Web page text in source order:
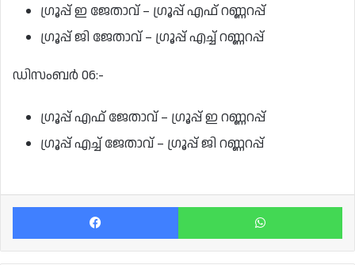
ഗ്രൂപ്പ് ഇ ജേതാവ് – ഗ്രൂപ്പ് എഫ് റണ്ണറപ്പ്
ഗ്രൂപ്പ് ജി ജേതാവ് – ഗ്രൂപ്പ് എച്ച് റണ്ണറപ്പ്
ഡിസംബര്‍ 06:-
ഗ്രൂപ്പ് എഫ് ജേതാവ് – ഗ്രൂപ്പ് ഇ റണ്ണറപ്പ്
ഗ്രൂപ്പ് എച്ച് ജേതാവ് – ഗ്രൂപ്പ് ജി റണ്ണറപ്പ്‌
Facebook